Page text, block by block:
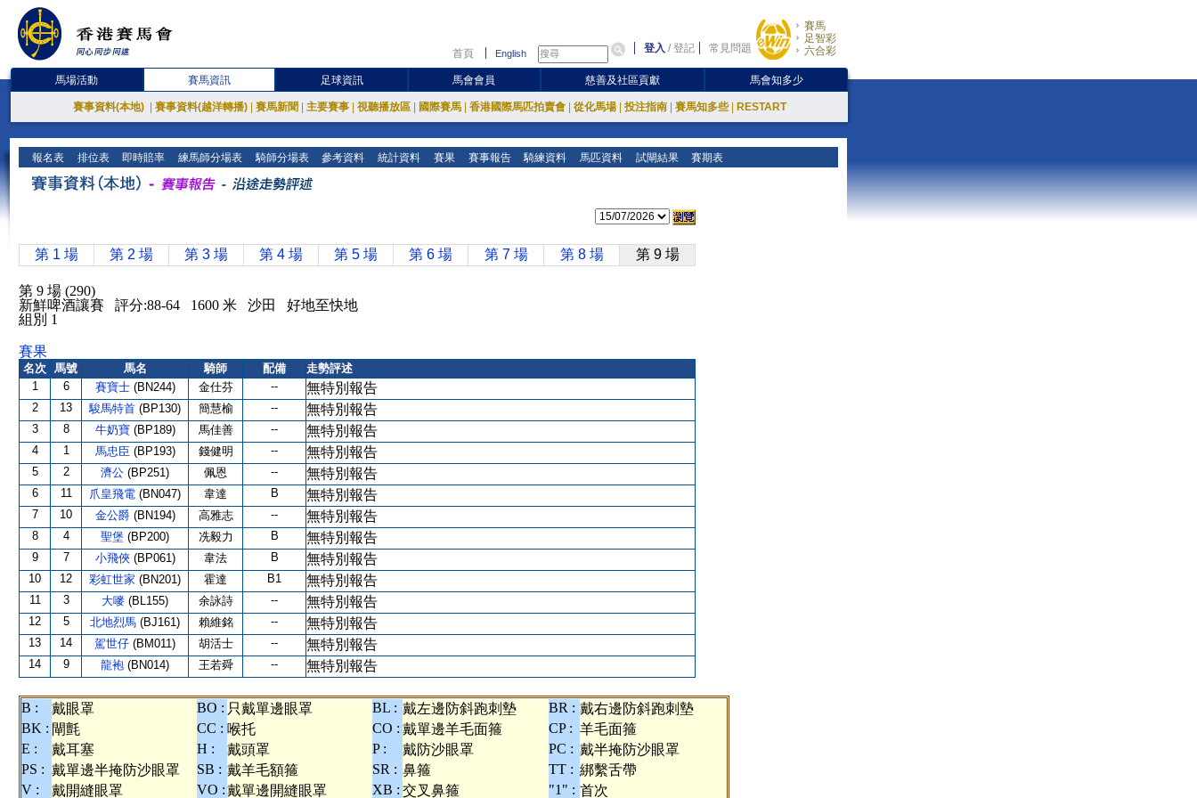
首頁 English 登入 /登記 常見問題
賽馬
足智彩
六合彩
馬場活動 賽馬資訊 足球資訊 馬會會員 慈善及社區貢獻 馬會知多少
賽事資料(本地) 賽事資料(越洋轉播) 賽馬新聞 主要賽事 視聽播放區 國際賽馬 香港國際馬匹拍賣會 從化馬場 投注指南 賽馬知多些 RESTART
報名表 排位表 即時賠率 練馬師分場表 騎師分場表 參考資料 統計資料 賽果 賽事報告 騎練資料 馬匹資料 試閘結果 賽期表
第 1 場 第 2 場 第 3 場 第 4 場 第 5 場 第 6 場 第 7 場 第 8 場 第 9 場
第 9 場 (290)
新鮮啤酒讓賽 評分:88-64 1600 米 沙田 好地至快地
組別 1
賽果
名次 馬號 馬名 騎師 配備
走勢評述
1
6 賽寶士 (BN244) 金仕芬 -- 無特別報告
2 13 駿馬特首 (BP130) 簡慧榆 -- 無特別報告
3 8 牛奶寶 (BP189) 馬佳善 -- 無特別報告
4 1 馬忠臣 (BP193) 錢健明 -- 無特別報告
5 2 濟公 (BP251) 佩恩 -- 無特別報告
6 11 爪皇飛電 (BN047) 韋達 B 無特別報告
7 10 金公爵 (BN194) 高雅志 -- 無特別報告
8 4 聖堡 (BP200) 冼毅力 B 無特別報告
9 7 小飛俠 (BP061) 韋法 B 無特別報告
10 12 彩虹世家 (BN201) 霍達 B1 無特別報告
11 3 大嘜 (BL155) 余詠詩 -- 無特別報告
12 5 北地烈馬 (BJ161) 賴維銘 -- 無特別報告
13 14 駕世仔 (BM011) 胡活士 -- 無特別報告
14 9 龍袍 (BN014) 王若舜 -- 無特別報告
B : 戴眼罩 BO : 只戴單邊眼罩 BL : 戴左邊防斜跑刺墊 BR : 戴右邊防斜跑刺墊
BK : 閘氈 CC : 喉托 CO : 戴單邊羊毛面箍 CP : 羊毛面箍
E :
戴耳塞 H : 戴頭罩 P : 戴防沙眼罩 PC : 戴半掩防沙眼罩
PS : 戴單邊半掩防沙眼罩 SB : 戴羊毛額箍 SR : 鼻箍 TT : 綁繫舌帶
V :
戴開縫眼罩 VO :戴單邊開縫眼罩 XB : 交叉鼻箍 "1" : 首次